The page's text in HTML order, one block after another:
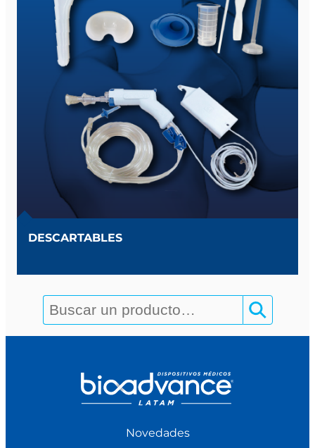
DESCARTABLES
Novedades